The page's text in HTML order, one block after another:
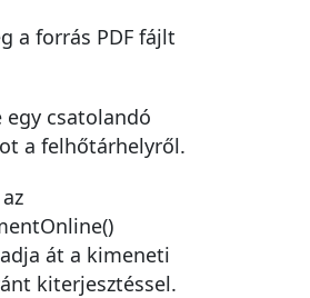
a forrás PDF fájlt
egy csatolandó
a felhőtárhelyről.
át a kimeneti
kiterjesztéssel.